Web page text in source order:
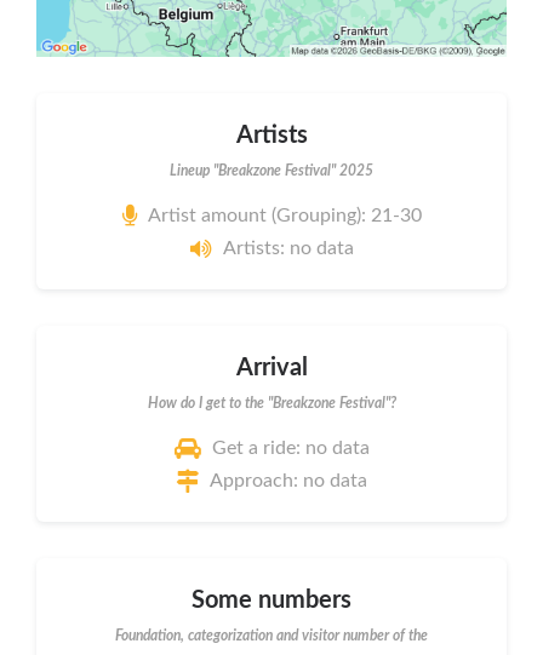
Artists
Lineup "Breakzone Festival" 2025
Artist amount (Grouping): 21-30
Artists: no data
Arrival
How do I get to the "Breakzone Festival"?
Get a ride: no data
Approach: no data
Some numbers
Foundation, categorization and visitor number of the